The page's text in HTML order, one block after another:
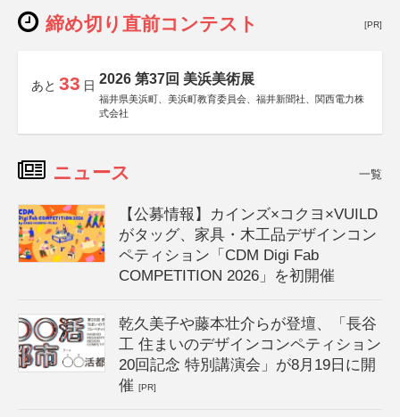
締め切り直前コンテスト [PR]
あと 33 日 2026 第37回 美浜美術展
福井県美浜町、美浜町教育委員会、福井新聞社、関西電力株
式会社
ニュース 一覧
【公募情報】カインズ×コクヨ×VUILD
がタッグ、家具・木工品デザインコン
ペティション「CDM Digi Fab
COMPETITION 2026」を初開催
乾久美子や藤本壮介らが登壇、「長谷
工 住まいのデザインコンペティション
20回記念 特別講演会」が8月19日に開
催[PR]